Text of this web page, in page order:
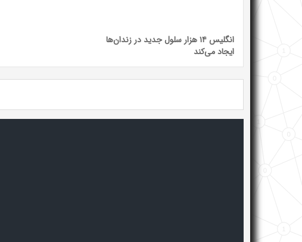
انگلیس ۱۴ هزار سلول جدید در زندان‌ها
ایجاد می‌کند